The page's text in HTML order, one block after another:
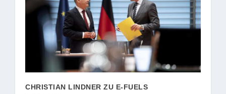
CHRISTIAN LINDNER ZU E-FUELS